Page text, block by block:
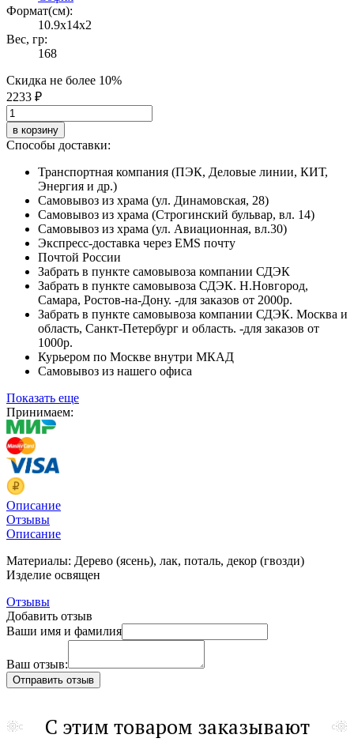
Формат(cм):
10.9x14x2
Вес, гр:
168
Скидка не более 10%
2233 ₽
в корзину
Способы доставки:
Транспортная компания (ПЭК, Деловые линии, КИТ,
Энергия и др.)
Самовывоз из храма (ул. Динамовская, 28)
Самовывоз из храма (Строгинский бульвар, вл. 14)
Самовывоз из храма (ул. Авиационная, вл.30)
Экспресс-доставка через EMS почту
Почтой России
Забрать в пункте самовывоза компании СДЭК
Забрать в пункте самовывоза СДЭК. Н.Новгород,
Самара, Ростов-на-Дону. -для заказов от 2000р.
Забрать в пункте самовывоза компании СДЭК. Москва и
область, Санкт-Петербург и область. -для заказов от
1000р.
Курьером по Москве внутри МКАД
Самовывоз из нашего офиса
Показать еще
Принимаем:
Описание
Отзывы
Описание
Материалы: Дерево (ясень), лак, поталь, декор (гвозди)
Изделие освящен
Отзывы
Добавить отзыв
Ваши имя и фамилия
Ваш отзыв:
С этим товаром заказывают